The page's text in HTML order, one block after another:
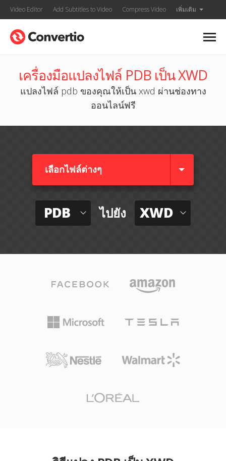
Video Editor Add Subtitles to Video Compress Video เพิ่มเติม
เครื่องมือแปลงไฟล์ PDB เป็น XWD
แปลงไฟล์ pdb ของคุณให้เป็น xwd ผ่านช่องทาง
ออนไลน์ฟรี
เลือกไฟล์ต่างๆ​
PDB ไปยัง XWD